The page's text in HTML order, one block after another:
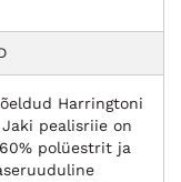
Harringtoni
pealisriie on
polüestrit ja